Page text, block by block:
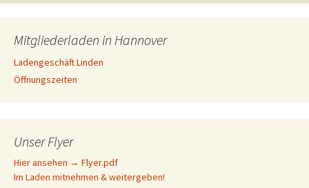
Mitgliederladen in Hannover
Ladengeschäft Linden
Öffnungszeiten
Unser Flyer
Hier ansehen → Flyer.pdf
Im Laden mitnehmen & weitergeben!